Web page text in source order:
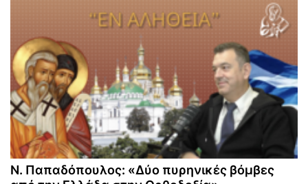
Ν. Παπαδόπουλος: «Δύο πυρηνικές βόμβες